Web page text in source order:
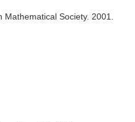
Mathematical Society. 2001.